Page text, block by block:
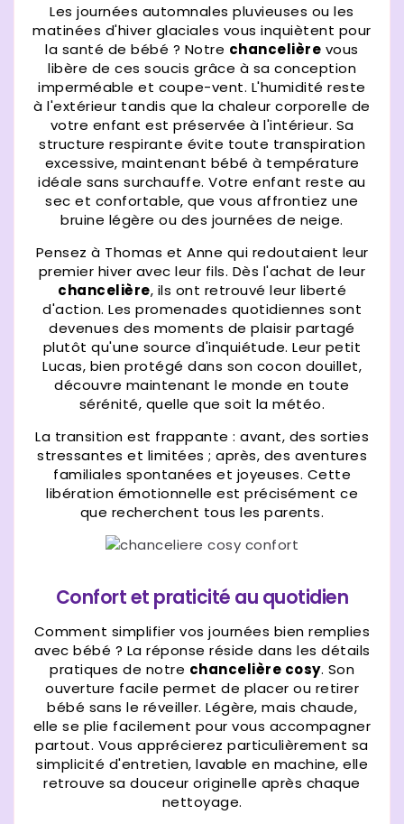
Les journées automnales pluvieuses ou les
matinées d'hiver glaciales vous inquiètent pour
la santé de bébé ? Notre chancelière vous
libère de ces soucis grâce à sa conception
imperméable et coupe-vent. L'humidité reste
à l'extérieur tandis que la chaleur corporelle de
votre enfant est préservée à l'intérieur. Sa
structure respirante évite toute transpiration
excessive, maintenant bébé à température
idéale sans surchauffe. Votre enfant reste au
sec et confortable, que vous affrontiez une
bruine légère ou des journées de neige.
Pensez à Thomas et Anne qui redoutaient leur
premier hiver avec leur fils. Dès l'achat de leur
chancelière, ils ont retrouvé leur liberté
d'action. Les promenades quotidiennes sont
devenues des moments de plaisir partagé
plutôt qu'une source d'inquiétude. Leur petit
Lucas, bien protégé dans son cocon douillet,
découvre maintenant le monde en toute
sérénité, quelle que soit la météo.
La transition est frappante : avant, des sorties
stressantes et limitées ; après, des aventures
familiales spontanées et joyeuses. Cette
libération émotionnelle est précisément ce
que recherchent tous les parents.
Confort et praticité au quotidien
Comment simplifier vos journées bien remplies
avec bébé ? La réponse réside dans les détails
pratiques de notre chancelière cosy. Son
ouverture facile permet de placer ou retirer
bébé sans le réveiller. Légère, mais chaude,
elle se plie facilement pour vous accompagner
partout. Vous apprécierez particulièrement sa
simplicité d'entretien, lavable en machine, elle
retrouve sa douceur originelle après chaque
nettoyage.